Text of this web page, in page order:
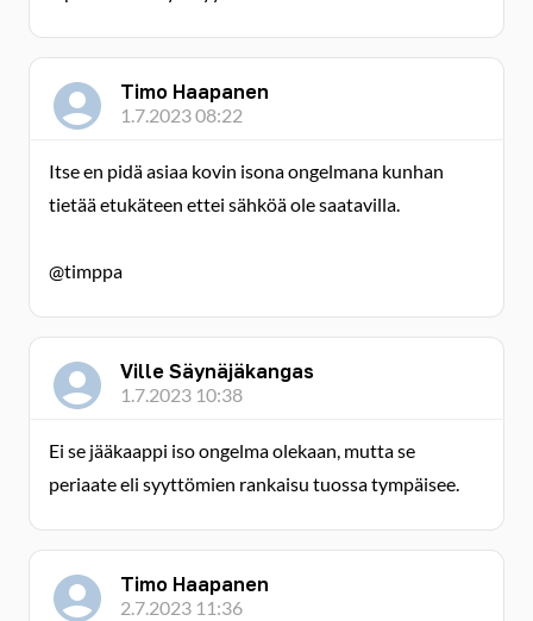
Timo Haapanen
1.7.2023 08:22
Itse en pidä asiaa kovin isona ongelmana kunhan
tietää etukäteen ettei sähköä ole saatavilla.
@timppa
Ville Säynäjäkangas
1.7.2023 10:38
Ei se jääkaappi iso ongelma olekaan, mutta se
periaate eli syyttömien rankaisu tuossa tympäisee.
Timo Haapanen
2.7.2023 11:36